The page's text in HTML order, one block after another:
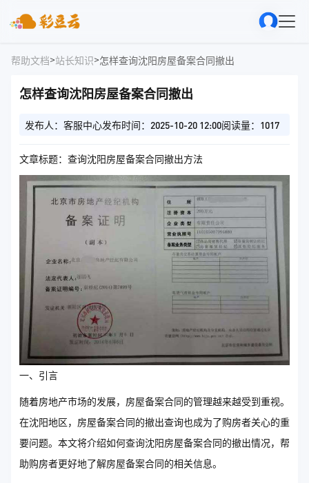
帮助文档>站长知识>怎样查询沈阳房屋备案合同撤出
怎样查询沈阳房屋备案合同撤出
发布人：客服中心发布时间：2025-10-20 12:00阅读量：1017
文章标题：查询沈阳房屋备案合同撤出方法
一、引言
随着房地产市场的发展，房屋备案合同的管理越来越受到重视。
在沈阳地区，房屋备案合同的撤出查询也成为了购房者关心的重
要问题。本文将介绍如何查询沈阳房屋备案合同的撤出情况，帮
助购房者更好地了解房屋备案合同的相关信息。